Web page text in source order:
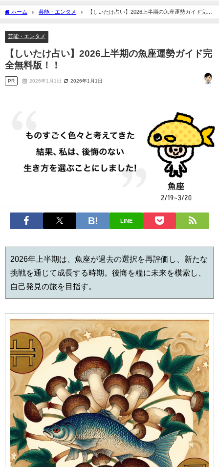
ホーム 芸能・エンタメ
【しいたけ占い】2026上半期の魚座運勢ガイド完全
無料版！！
芸能・エンタメ
【しいたけ占い】2026上半期の魚座運勢ガイド完
全無料版！！
PR 2026年1月1日 2026年1月1日
LINE
2026年上半期は、魚座が過去の選択を再評価し、新たな
挑戦を通じて成長する時期。後悔を糧に未来を模索し、
自己発見の旅を目指す。